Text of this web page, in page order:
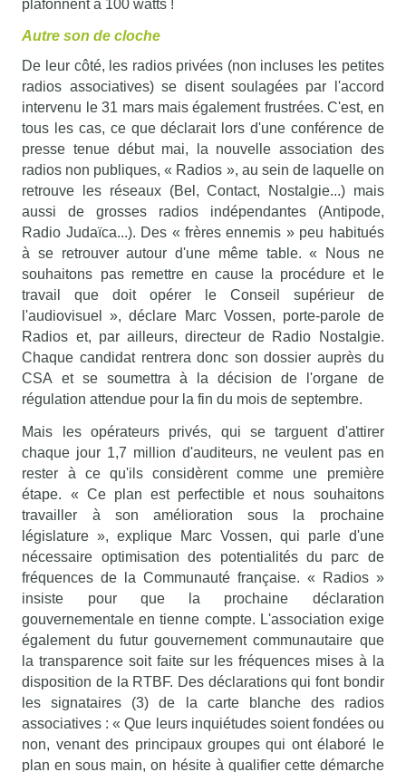
plafonnent à 100 watts !
Autre son de cloche
De leur côté, les radios privées (non incluses les petites
radios associatives) se disent soulagées par l'accord
intervenu le 31 mars mais également frustrées. C'est, en
tous les cas, ce que déclarait lors d'une conférence de
presse tenue début mai, la nouvelle association des
radios non publiques, « Radios », au sein de laquelle on
retrouve les réseaux (Bel, Contact, Nostalgie...) mais
aussi de grosses radios indépendantes (Antipode,
Radio Judaïca...). Des « frères ennemis » peu habitués
à se retrouver autour d'une même table. « Nous ne
souhaitons pas remettre en cause la procédure et le
travail que doit opérer le Conseil supérieur de
l'audiovisuel », déclare Marc Vossen, porte-parole de
Radios et, par ailleurs, directeur de Radio Nostalgie.
Chaque candidat rentrera donc son dossier auprès du
CSA et se soumettra à la décision de l'organe de
régulation attendue pour la fin du mois de septembre.
Mais les opérateurs privés, qui se targuent d'attirer
chaque jour 1,7 million d'auditeurs, ne veulent pas en
rester à ce qu'ils considèrent comme une première
étape. « Ce plan est perfectible et nous souhaitons
travailler à son amélioration sous la prochaine
législature », explique Marc Vossen, qui parle d'une
nécessaire optimisation des potentialités du parc de
fréquences de la Communauté française. « Radios »
insiste pour que la prochaine déclaration
gouvernementale en tienne compte. L'association exige
également du futur gouvernement communautaire que
la transparence soit faite sur les fréquences mises à la
disposition de la RTBF. Des déclarations qui font bondir
les signataires (3) de la carte blanche des radios
associatives : « Que leurs inquiétudes soient fondées ou
non, venant des principaux groupes qui ont élaboré le
plan en sous main, on hésite à qualifier cette démarche